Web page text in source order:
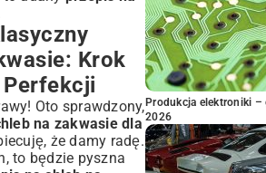
Krok
Oto sprawdzony,
na zakwasie dla
że damy radę.
to będzie pyszna
Produkcja elektroniki –
2026